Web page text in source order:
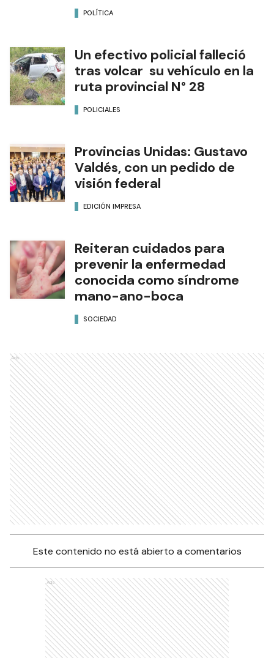
POLÍTICA
Un efectivo policial falleció
tras volcar su vehículo en la
ruta provincial N° 28
POLICIALES
Provincias Unidas: Gustavo
Valdés, con un pedido de
visión federal
EDICIÓN IMPRESA
Reiteran cuidados para
prevenir la enfermedad
conocida como síndrome
mano-ano-boca
SOCIEDAD
Ads
Este contenido no está abierto a comentarios
Ads